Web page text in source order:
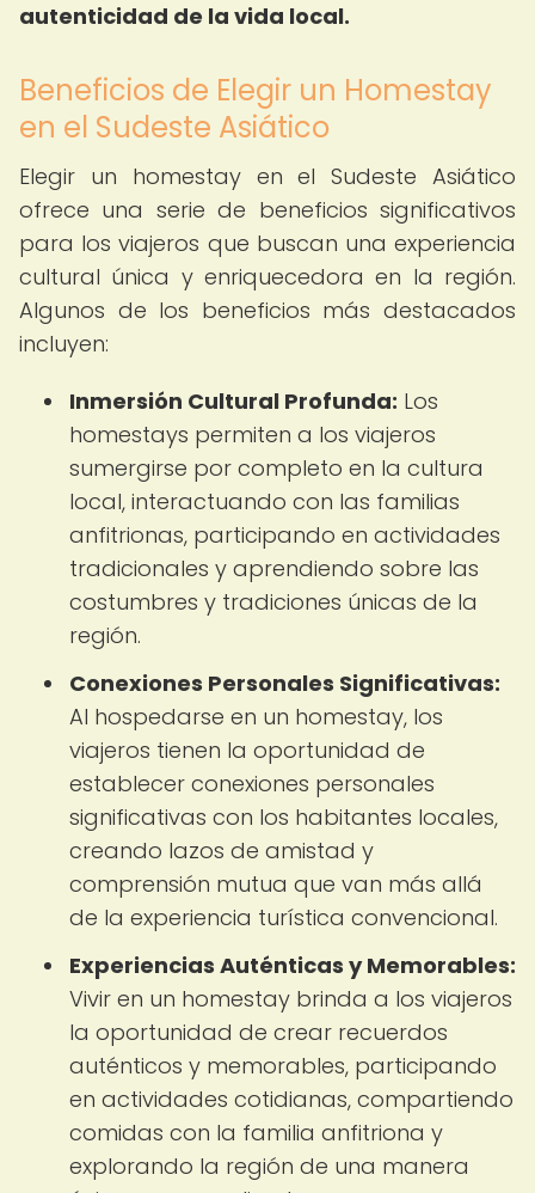
autenticidad de la vida local.
Beneficios de Elegir un Homestay
en el Sudeste Asiático
Elegir un homestay en el Sudeste Asiático
ofrece una serie de beneficios significativos
para los viajeros que buscan una experiencia
cultural única y enriquecedora en la región.
Algunos de los beneficios más destacados
incluyen:
Inmersión Cultural Profunda: Los
homestays permiten a los viajeros
sumergirse por completo en la cultura
local, interactuando con las familias
anfitrionas, participando en actividades
tradicionales y aprendiendo sobre las
costumbres y tradiciones únicas de la
región.
Conexiones Personales Significativas:
Al hospedarse en un homestay, los
viajeros tienen la oportunidad de
establecer conexiones personales
significativas con los habitantes locales,
creando lazos de amistad y
comprensión mutua que van más allá
de la experiencia turística convencional.
Experiencias Auténticas y Memorables:
Vivir en un homestay brinda a los viajeros
la oportunidad de crear recuerdos
auténticos y memorables, participando
en actividades cotidianas, compartiendo
comidas con la familia anfitriona y
explorando la región de una manera